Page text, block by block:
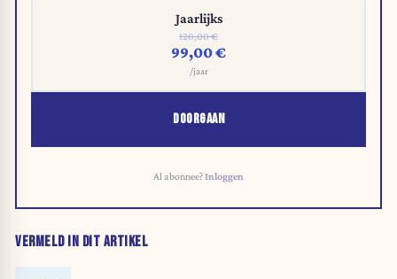
Jaarlijks
120,00 €
99,00 €
/jaar
DOORGAAN
Al abonnee?Inloggen
VERMELD IN DIT ARTIKEL